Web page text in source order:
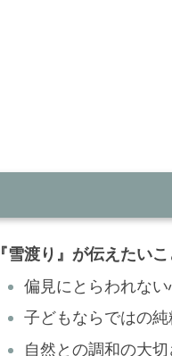
『雪渡り』が伝えたいこ
偏見にとらわれない
子どもならではの
自然との調和の大切